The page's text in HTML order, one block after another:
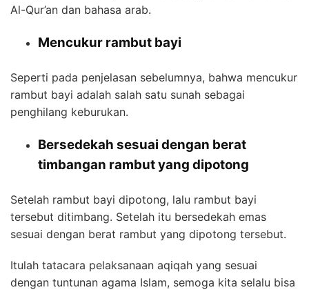
Al-Qur’an dan bahasa arab.
Mencukur rambut bayi
Seperti pada penjelasan sebelumnya, bahwa mencukur
rambut bayi adalah salah satu sunah sebagai
penghilang keburukan.
Bersedekah sesuai dengan berat
timbangan rambut yang dipotong
Setelah rambut bayi dipotong, lalu rambut bayi
tersebut ditimbang. Setelah itu bersedekah emas
sesuai dengan berat rambut yang dipotong tersebut.
Itulah tatacara pelaksanaan aqiqah yang sesuai
dengan tuntunan agama Islam, semoga kita selalu bisa